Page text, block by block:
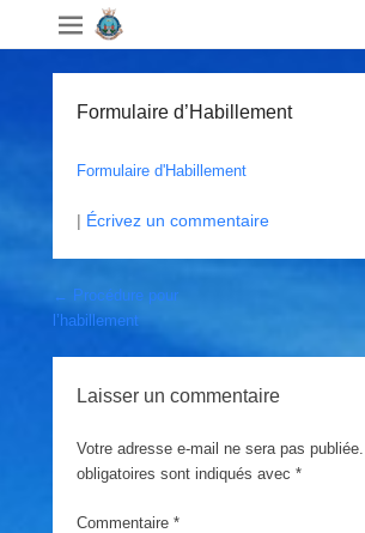
Formulaire d’Habillement
Formulaire d'Habillement
| Écrivez un commentaire
Post navigation
← Procédure pour
l’habillement
Laisser un commentaire
Votre adresse e-mail ne sera pas publiée.
obligatoires sont indiqués avec *
Commentaire *